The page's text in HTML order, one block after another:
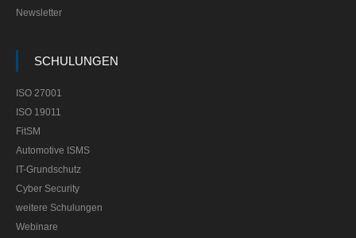
Newsletter
SCHULUNGEN
ISO 27001
ISO 19011
FitSM
Automotive ISMS
IT-Grundschutz
Cyber Security
weitere Schulungen
Webinare